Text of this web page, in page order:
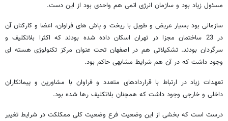
مسئول زیاد بود و سازمان انرژی اتمی هم واحدی بود از این دست.
سازمانی بود بسیار عریض و طویل با ریخت و پاش های فراوان، اعضا و کارکنان آن
در 23 ساختمان مجزا در تهران اسکان داده شده بودند که اکثرا بلاتکلیف و
سرگردان بودند. تشکیلاتی هم در اصفهان تحت عنوان مرکز تکنولوژی هسته ای
وجود داشت که در آن هم شرایط مشابهی حاکم بود.
تعهدات زیاد در ارتباط با قراردادهای متعدد و فراوان با مشاورین و پیمانکاران
داخلی و خارجی وجود داشت که همچنان بلاتکلیف رها شده بود.
درست است که بخشی از این وضعیت فرع وضعیت کلی ممکلکت در شرایط تغییر